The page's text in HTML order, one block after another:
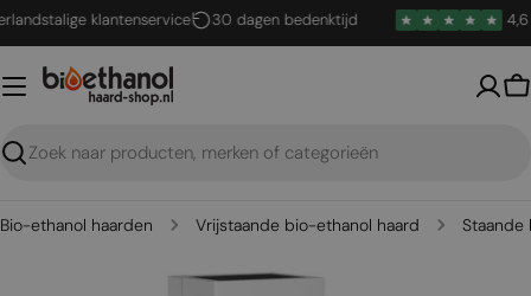
Ga
naar
inhoud
klantenservice 30 dagen bedenktijd 4,6 / 5
Zoeken
Bio-ethanol haarden Vrijstaande bio-ethanol haard Staande